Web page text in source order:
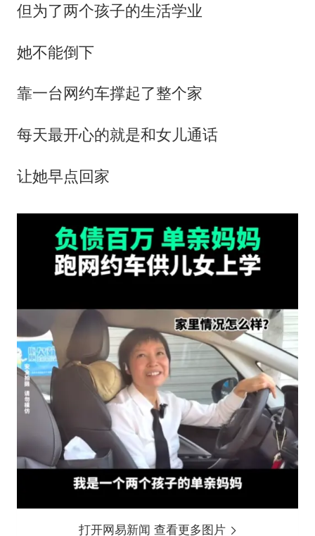
但为了两个孩子的生活学业
她不能倒下
靠一台网约车撑起了整个家
每天最开心的就是和女儿通话
让她早点回家
打开网易新闻 查看更多图片